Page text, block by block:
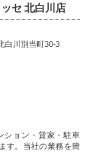
セ 北白川店
白川別当町30-3
ション・貸家・駐車
す。当社の業務を簡